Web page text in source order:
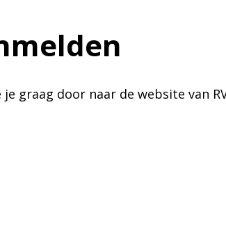
graag door naar de website van